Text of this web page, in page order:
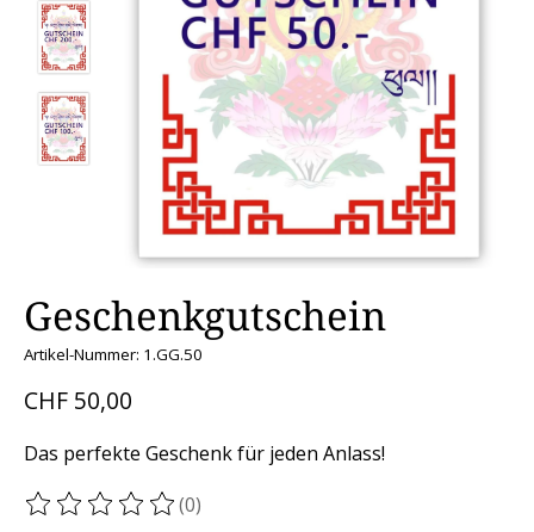
Geschenkgutschein
Artikel-Nummer: 1.GG.50
CHF 50,00
Das perfekte Geschenk für jeden Anlass!
Die Bewertung dieses Produkts ist
(0)